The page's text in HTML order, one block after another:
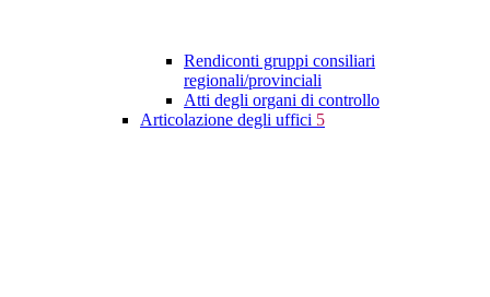
Rendiconti gruppi consiliari
regionali/provinciali
Atti degli organi di controllo
Articolazione degli uffici 5